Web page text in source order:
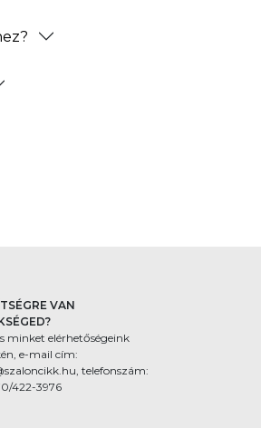
VAN
minket elérhetőségeink
e-mail cím:
telefonszám:
422-3976